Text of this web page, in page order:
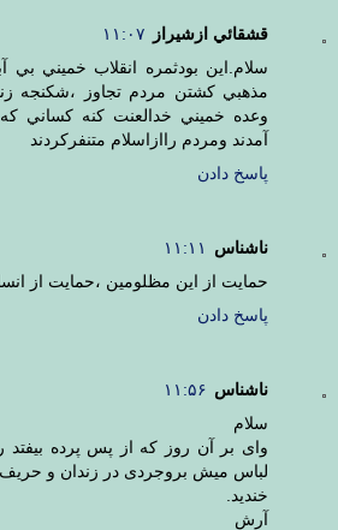
قشقائي ازشيراز
۱۱:۰۷
سلام.اين بودثمره انقلاب خميني بي
مذهبي كشتن مردم تجاوز ،شكنجه
وعده خميني خدالعنت كنه كساني
آمدند ومردم راازاسلام متنفركردند
پاسخ دادن
ناشناس
۱۱:۱۱
حمايت از اين مظلومين ،حمايت از
پاسخ دادن
ناشناس ۱۱:۵۶
سلام
وای بر آن روز که از پس پرده بیفتد
لباس میش بروجردی در زندان و حریف
خندید.
آرش